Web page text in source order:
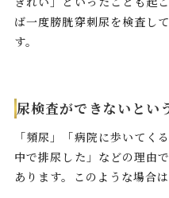
ば一度膀胱穿刺尿を検査し
す。
尿検査ができないとい
「頻尿」「病院に歩いてく
中で排尿した」などの理由
あります。このような場合